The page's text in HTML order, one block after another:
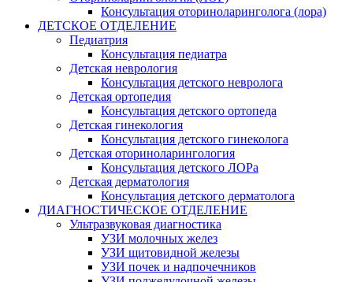
Консультация оториноларинголога (лора)
ДЕТСКОЕ ОТДЕЛЕНИЕ
Педиатрия
Консультация педиатра
Детская неврология
Консультация детского невролога
Детская ортопедия
Консультация детского ортопеда
Детская гинекология
Консультация детского гинеколога
Детская оториноларингология
Консультация детского ЛОРа
Детская дерматология
Консультация детского дерматолога
ДИАГНОСТИЧЕСКОЕ ОТДЕЛЕНИЕ
Ультразвуковая диагностика
УЗИ молочных желез
УЗИ щитовидной железы
УЗИ почек и надпочечников